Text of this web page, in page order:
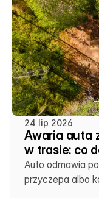
24 lip 2026
Awaria auta
w trasie: co
Auto odmawia
przyczepa albo